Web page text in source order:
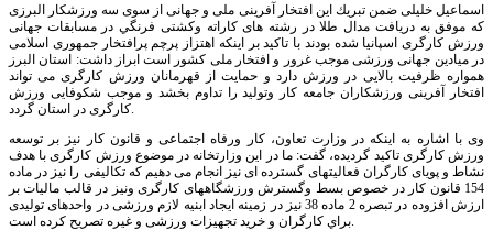
اسماعیل خلیلی ضمن تبريك اين افتخار آفرينی ملی و جهانی از سوی سه ورزشكار البرزی
كه موفق به دريافت مدال طلا در رشته های كاراته وكشتی فرنگي در مسابقات جهانی
ورزش كارگری اسپانيا شده بودند با تاكيد بر اينكه اهتزاز پرچم پرافتخار جمهوری اسلامی
در ميادين جهانی ورزشی موجب غرور و افتخار ملی كشور است ابراز داشت: استان البرز
همواره ظرفيت بالايی در ورزش دارد و حمايت از قهرمانان ورزش كارگری می تواند
افتخار آفرينی ورزشكاران جامعه كار وتوليد را تداوم بخشد و موجب شكوفايی ورزش
كارگری در استان گردد.
وی با اشاره به اينكه در وزارت تعاون، كار ورفاه اجتماعی و قانون كار نيز بر توسعه
ورزش كارگری تاكيد گرديده، گفت: ما در اين وزارتخانه در موضوع ورزش كارگری با هدف
نشاط و پويای كارگران فعاليتهای گسترده ای نيز انجام می دهيم كه تكاليفی را نيز در ماده
154 قانون كار در خصوص بسط وگسترش ورزشگاههای كارگری ونيز در قالب ماليات بر
ارزش افزوده در تبصره 2 ماده 38 نيز در زمينه ايجاد ابنيه لازم ورزشی در واحدهای توليدی
براي كارگران و خريد تجهيزات ورزشی و غيره تصريح كرده است.